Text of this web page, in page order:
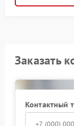
Заказать
Контактный